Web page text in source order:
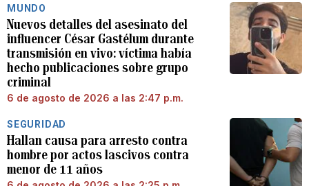
MUNDO
Nuevos detalles del asesinato del
influencer César Gastélum durante
transmisión en vivo: víctima había
hecho publicaciones sobre grupo
criminal
6 de agosto de 2026 a las 2:47 p.m.
SEGURIDAD
Hallan causa para arresto contra
hombre por actos lascivos contra
menor de 11 años